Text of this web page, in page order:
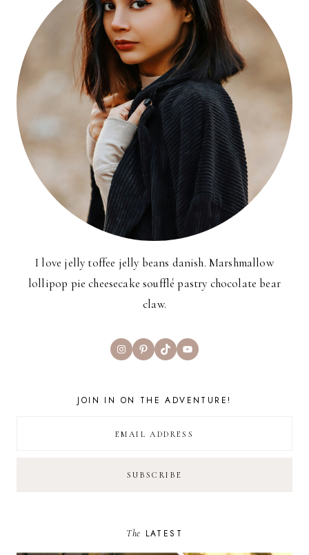
I love jelly toffee jelly beans danish. Marshmallow
lollipop pie cheesecake soufflé pastry chocolate bear
claw.
InstagramPinterest
TikTokYouTube
JOIN IN ON THE ADVENTURE!
The LATEST